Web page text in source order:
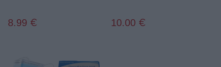
8.99 € 10.00 €